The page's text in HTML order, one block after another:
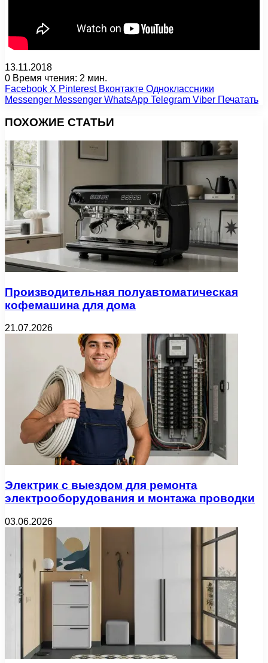
13.11.2018
0 Время чтения: 2 мин.
Facebook X Pinterest Вконтакте Одноклассники
Messenger Messenger WhatsApp Telegram Viber Печатать
ПОХОЖИЕ СТАТЬИ
Производительная полуавтоматическая
кофемашина для дома
21.07.2026
Электрик с выездом для ремонта
электрооборудования и монтажа проводки
03.06.2026